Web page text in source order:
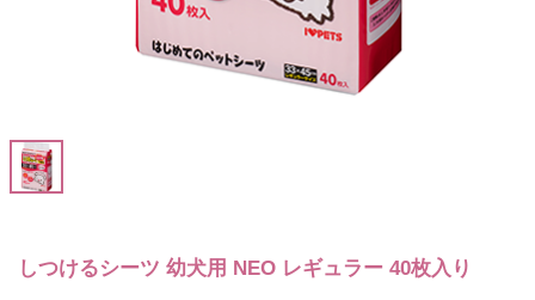
しつけるシーツ 幼犬用 NEO レギュラー 40枚入り